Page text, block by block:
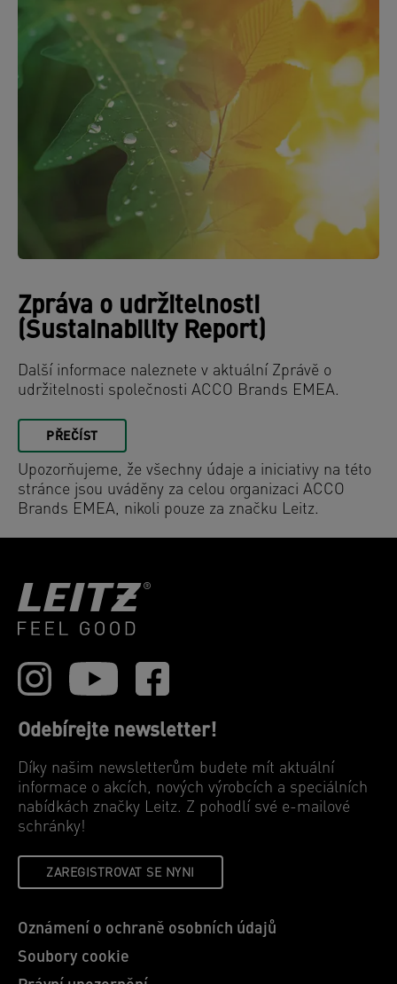
Zpráva o udržitelnosti
(Sustainability Report)
Další informace naleznete v aktuální Zprávě o
udržitelnosti společnosti ACCO Brands EMEA.
PŘEČÍST
Upozorňujeme, že všechny údaje a iniciativy na této
stránce jsou uváděny za celou organizaci ACCO
Brands EMEA, nikoli pouze za značku Leitz.
Odebírejte newsletter!
Díky našim newsletterům budete mít aktuální
informace o akcích, nových výrobcích a speciálních
nabídkách značky Leitz. Z pohodlí své e-mailové
schránky!
ZAREGISTROVAT SE NYNI
Oznámení o ochraně osobních údajů
Soubory cookie